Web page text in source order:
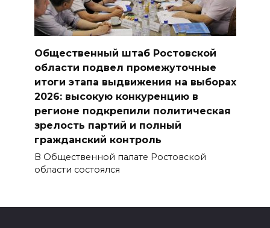
Общественный штаб Ростовской
области подвел промежуточные
итоги этапа выдвижения на выборах
2026: высокую конкуренцию в
регионе подкрепили политическая
зрелость партий и полный
гражданский контроль
В Общественной палате Ростовской
области состоялся